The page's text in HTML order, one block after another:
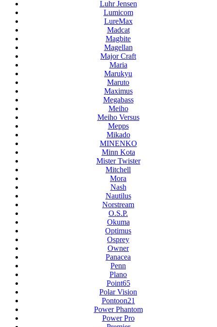
Luhr Jensen
Lumicom
LureMax
Madcat
Magbite
Magellan
Major Craft
Maria
Marukyu
Maruto
Maximus
Megabass
Meiho
Meiho Versus
Mepps
Mikado
MINENKO
Minn Kota
Mister Twister
Mitchell
Mora
Nash
Nautilus
Norstream
O.S.P.
Okuma
Optimus
Osprey
Owner
Panacea
Penn
Plano
Point65
Polar Vision
Pontoon21
Power Phantom
Power Pro